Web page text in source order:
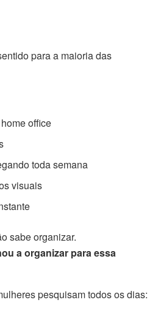
para a maioria das
office
toda semana
visuais
sabe organizar.
a organizar para essa
pesquisam todos os dias: